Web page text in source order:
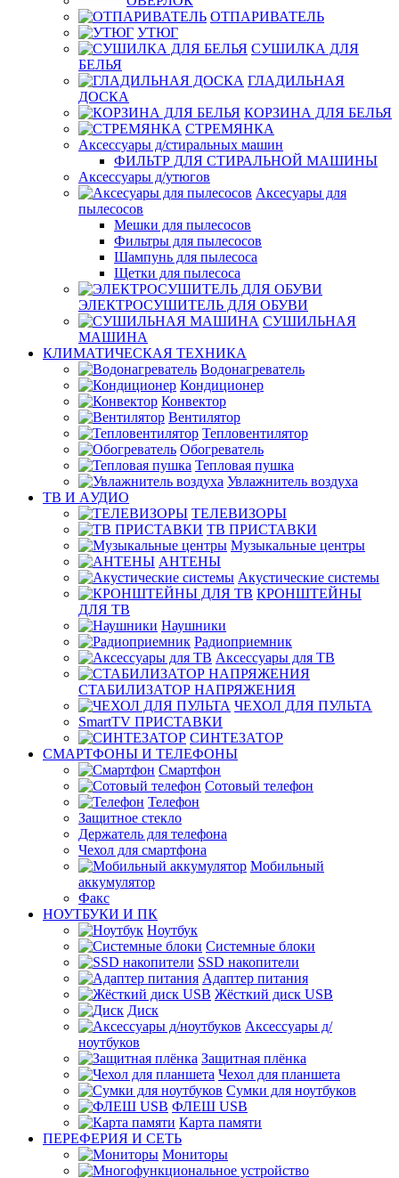
ОТПАРИВАТЕЛЬ
УТЮГ
СУШИЛКА ДЛЯ
БЕЛЬЯ
ГЛАДИЛЬНАЯ
ДОСКА
КОРЗИНА ДЛЯ БЕЛЬЯ
СТРЕМЯНКА
Аксессуары д/стиральных машин
ФИЛЬТР ДЛЯ СТИРАЛЬНОЙ МАШИНЫ
Аксессуары д/утюгов
Аксесуары для
пылесосов
Мешки для пылесосов
Фильтры для пылесосов
Шампунь для пылесоса
Щетки для пылесоса
ЭЛЕКТРОСУШИТЕЛЬ ДЛЯ ОБУВИ
СУШИЛЬНАЯ
МАШИНА
КЛИМАТИЧЕСКАЯ ТЕХНИКА
Водонагреватель
Кондиционер
Конвектор
Вентилятор
Тепловентилятор
Обогреватель
Тепловая пушка
Увлажнитель воздуха
ТВ И AУДИО
ТЕЛЕВИЗОРЫ
ТВ ПРИСТАВКИ
Музыкальные центры
АНТЕНЫ
Акустические системы
КРОНШТЕЙНЫ
ДЛЯ ТВ
Наушники
Радиоприемник
Аксессуары для ТВ
СТАБИЛИЗАТОР НАПРЯЖЕНИЯ
ЧЕХОЛ ДЛЯ ПУЛЬТА
SmartTV ПРИСТАВКИ
СИНТЕЗАТОР
СМАРТФОНЫ И ТЕЛЕФОНЫ
Смартфон
Сотовый телефон
Телефон
Защитное стекло
Держатель для телефона
Чехол для смартфона
Мобильный
аккумулятор
Факс
НОУТБУКИ И ПК
Ноутбук
Системные блоки
SSD накопители
Адаптер питания
Жёсткий диск USB
Диск
Аксессуары д/
ноутбуков
Защитная плёнка
Чехол для планшета
Сумки для ноутбуков
ФЛЕШ USB
Карта памяти
ПЕРЕФЕРИЯ И СЕТЬ
Мониторы